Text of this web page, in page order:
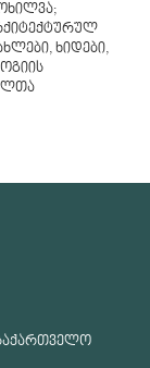
ხიდები,